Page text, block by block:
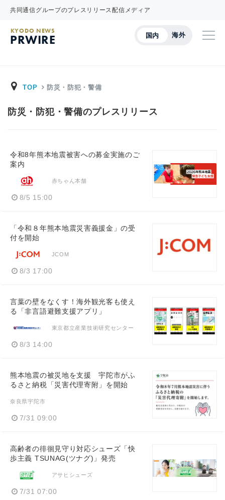
共同通信グループのプレスリリース配信メディア
国内 海外
KYODO NEWS
PRWIRE
TOP 防災・防犯・警備
防災・防犯・警備のプレスリリース
令和8年熊本地震被害への募金実施のご
案内
赤ちゃん本舗
8/5 15:00
「令和８年熊本地震災害義援金」の受
付を開始
JCOM
8/3 17:00
言葉の壁をなくす！海外観光客も使え
る「非言語避難支援アプリ」
東京都立産業技術研究センター
8/3 14:00
熊本地震の被災地を支援 宇陀市がふ
るさと納税「災害代理寄附」を開始
奈良県宇陀市
7/31 09:00
高齢者の徘徊見守り対応シューズ「快
歩主義 TSUNAG(ツナグ)」発売
アサヒシューズ
7/31 07:00